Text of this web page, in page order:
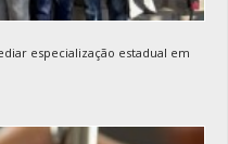
especialização estadual em